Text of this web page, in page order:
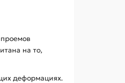
на то,
деформациях.